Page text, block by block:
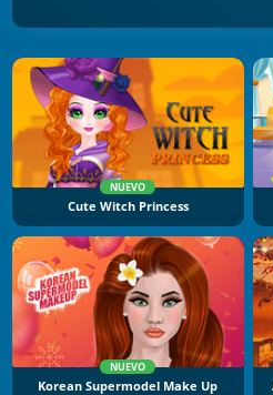
NUEVO
Cute Witch Princess
NUEVO
Korean Supermodel Make Up